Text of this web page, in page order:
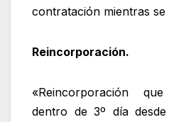
contratación mientras se
Reincorporación.
«Reincorporación
dentro de 3º día